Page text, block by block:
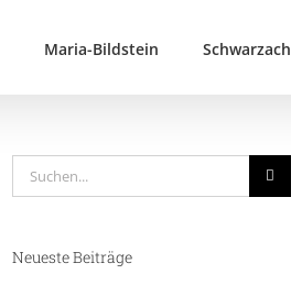
Maria-Bildstein Schwarzach
nach:
Neueste Beiträge